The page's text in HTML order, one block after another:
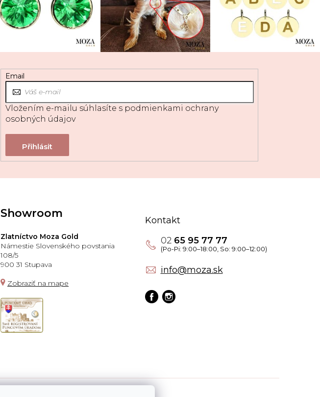
Email
Vložením e-mailu súhlasíte s podmienkami ochrany
osobných údajov
Showroom
Zlatníctvo Moza Gold
Námestie Slovenského povstania
108/5
900 31 Stupava
Zobraziť na mape
Kontakt
info@moza.sk
0265 95 77 77